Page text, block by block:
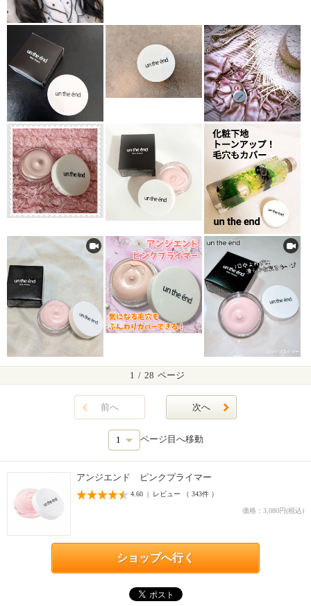
1 / 28 ページ
前へ 次へ
ページ目へ移動
アンジエンド ピンクプライマー
4.60 | レビュー （ 343件 ）
価格：3,080円(税込)
ショップへ行く